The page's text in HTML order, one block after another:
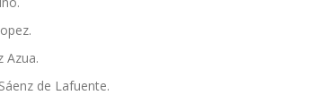
Azua.
de Lafuente.